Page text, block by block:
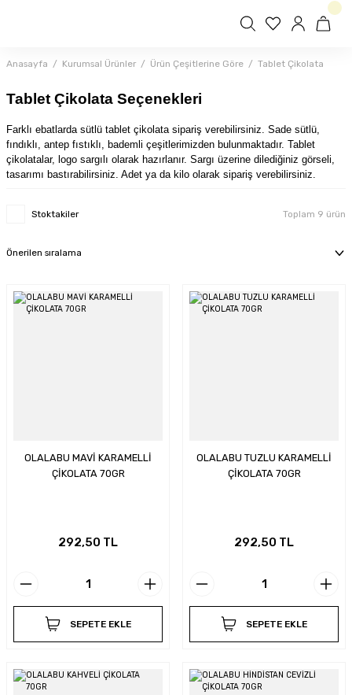
Anasayfa Kurumsal Ürünler Ürün Çeşitlerine Göre Tablet Çikolata
Tablet Çikolata Seçenekleri
Farklı ebatlarda sütlü tablet çikolata sipariş verebilirsiniz. Sade sütlü,
fındıklı, antep fıstıklı, bademli çeşitlerimizden bulunmaktadır. Tablet
çikolatalar, logo sargılı olarak hazırlanır. Sargı üzerine dilediğiniz görseli,
tasarımı bastırabilirsiniz. Adet ya da kilo olarak sipariş verebilirsiniz.
Stoktakiler Toplam 9 ürün
OLALABU MAVİ KARAMELLİ
ÇİKOLATA 70GR
292,50 TL
SEPETE EKLE
OLALABU TUZLU KARAMELLİ
ÇİKOLATA 70GR
292,50 TL
SEPETE EKLE